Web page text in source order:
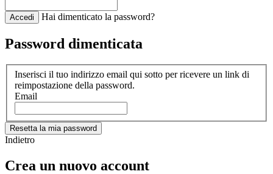
Accedi Hai dimenticato la password?
Password dimenticata
Inserisci il tuo indirizzo email qui sotto per ricevere un link di
reimpostazione della password.
Email
Resetta la mia password
Indietro
Crea un nuovo account